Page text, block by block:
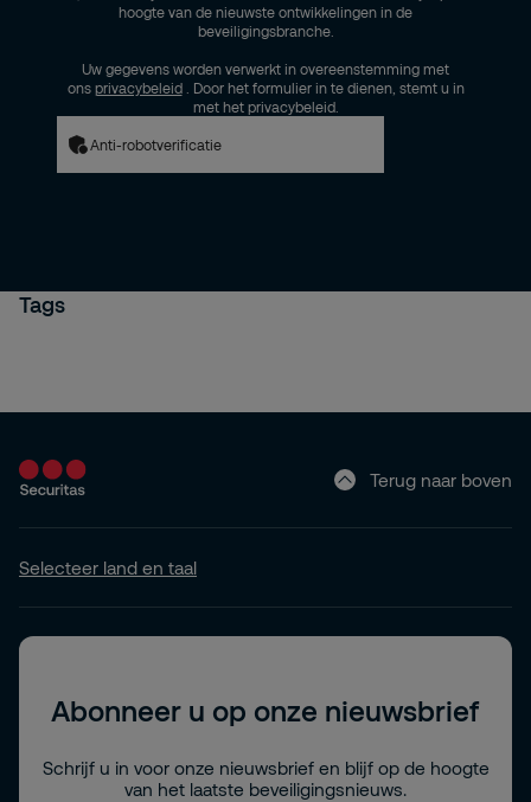
hoogte van de nieuwste ontwikkelingen in de
beveiligingsbranche.
Uw gegevens worden verwerkt in overeenstemming met
ons privacybeleid
. Door het formulier in te dienen, stemt u in
met het privacybeleid.
Anti-robotverificatie
Tags
Terug naar boven
Selecteer land en taal
Abonneer u op onze nieuwsbrief
Schrijf u in voor onze nieuwsbrief en blijf op de hoogte
van het laatste beveiligingsnieuws.